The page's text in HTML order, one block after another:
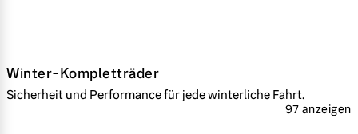
Winter-Kompletträder
Sicherheit und Performance für jede winterliche Fahrt.
97 anzeigen